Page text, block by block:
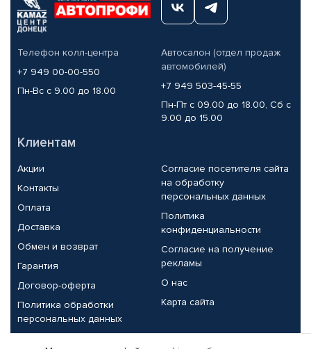
Телефон колл-центра
+7 949 00-00-550
Пн-Вс с 9.00 до 18.00
Автосалон (отдел продаж
автомобилей)
+7 949 503-45-55
Пн-Пт с 09.00 до 18.00, Сб с
9.00 до 15.00
Клиентам
Акции
Контакты
Оплата
Доставка
Обмен и возврат
Гарантия
Договор-оферта
Политика обработки
персональных данных
Согласие посетителя сайта
на обработку
персональных данных
Политика
конфиденциальности
Согласие на получение
рекламы
О нас
Карта сайта